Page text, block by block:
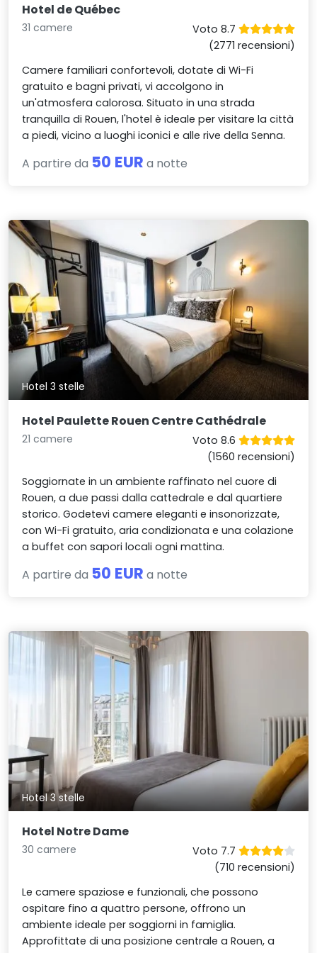
Hotel de Québec
31 camere
Voto 8.7
(2771 recensioni)
Camere familiari confortevoli, dotate di Wi-Fi
gratuito e bagni privati, vi accolgono in
un'atmosfera calorosa. Situato in una strada
tranquilla di Rouen, l'hotel è ideale per visitare la città
a piedi, vicino a luoghi iconici e alle rive della Senna.
A partire da 50 EUR a notte
Hotel 3 stelle
Hotel Paulette Rouen Centre Cathédrale
21 camere
Voto 8.6
(1560 recensioni)
Soggiornate in un ambiente raffinato nel cuore di
Rouen, a due passi dalla cattedrale e dal quartiere
storico. Godetevi camere eleganti e insonorizzate,
con Wi-Fi gratuito, aria condizionata e una colazione
a buffet con sapori locali ogni mattina.
A partire da 50 EUR a notte
Hotel 3 stelle
Hotel Notre Dame
30 camere
Voto 7.7
(710 recensioni)
Le camere spaziose e funzionali, che possono
ospitare fino a quattro persone, offrono un
ambiente ideale per soggiorni in famiglia.
Approfittate di una posizione centrale a Rouen, a